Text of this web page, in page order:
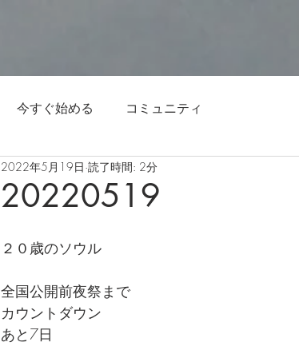
今すぐ始める コミュニティ
20220519
2022年5月19日 読了時間: 2分
２０歳のソウル
全国公開前夜祭まで
カウントダウン
あと7日